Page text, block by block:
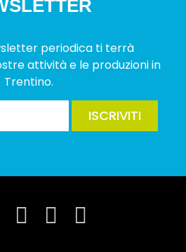
periodica ti terrà
attività e le produzioni in
Trentino.
ISCRIVITI